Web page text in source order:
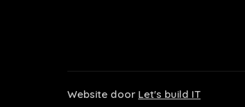
Website door Let's build IT